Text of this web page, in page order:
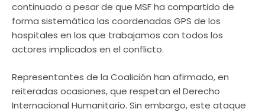
continuado a pesar de que MSF ha compartido de
forma sistemática las coordenadas GPS de los
hospitales en los que trabajamos con todos los
actores implicados en el conflicto.
Representantes de la Coalición han afirmado, en
reiteradas ocasiones, que respetan el Derecho
Internacional Humanitario. Sin embargo, este ataque